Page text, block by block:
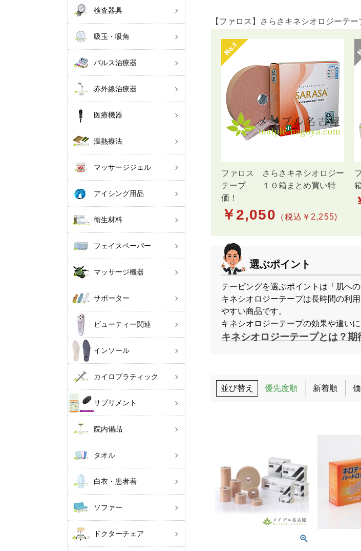
検査器具
吸玉・吸角
パルス治療器
赤外線治療器
医療機器
温熱療法
マッサージジェル
アイシング用品
衛生材料
フェイスペーパー
マッサージ機器
サポーター
ビューティー関連
インソール
カイロプラティック
サプリメント
院内備品
タオル
白衣・患者着
ソファー
ドクターチェア
【ファロス】さらさキネシオロジーテー
ファロス さらさキネシオロジー
テープ １０箱まとめ買い特
価！
￥2,050 （税込￥2,255)
選ぶポイント
テーピングを選ぶポイントは「肌へ
キネシオロジーテープは長時間の利
やすい商品です。
キネシオロジーテープの効果や違い
キネシオロジーテープとは？
並び替え 優先度順 新着順